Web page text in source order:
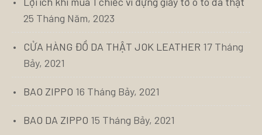
25 Tháng Năm, 2023
CỬA HÀNG ĐỒ DA THẬT JOK LEATHER 17 Tháng
Bảy, 2021
BAO ZIPPO 16 Tháng Bảy, 2021
BAO DA ZIPPO 15 Tháng Bảy, 2021